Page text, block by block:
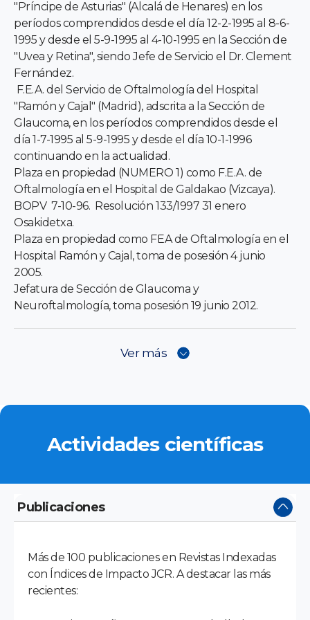
"Príncipe de Asturias" (Alcalá de Henares) en los
períodos comprendidos desde el día 12-2-1995 al 8-6-
1995 y desde el 5-9-1995 al 4-10-1995 en la Sección de
"Uvea y Retina", siendo Jefe de Servicio el Dr. Clement
Fernández.
F.E.A. del Servicio de Oftalmología del Hospital
"Ramón y Cajal" (Madrid), adscrita a la Sección de
Glaucoma, en los períodos comprendidos desde el
día 1-7-1995 al 5-9-1995 y desde el día 10-1-1996
continuando en la actualidad.
Plaza en propiedad (NUMERO 1) como F.E.A. de
Oftalmología en el Hospital de Galdakao (Vizcaya).
BOPV 7-10-96. Resolución 133/1997 31 enero
Osakidetxa.
Plaza en propiedad como FEA de Oftalmología en el
Hospital Ramón y Cajal, toma de posesión 4 junio
2005.
Jefatura de Sección de Glaucoma y
Neuroftalmología, toma posesión 19 junio 2012.
Ver más
Actividades científicas
Publicaciones
Más de 100 publicaciones en Revistas Indexadas
con Índices de Impacto JCR. A destacar las más
recientes: